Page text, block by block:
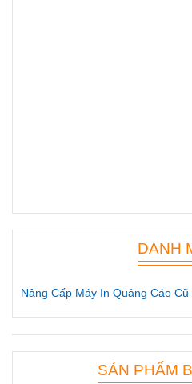
DANH
Nâng Cấp Máy In Quảng Cáo Cũ
SẢN PHẨM